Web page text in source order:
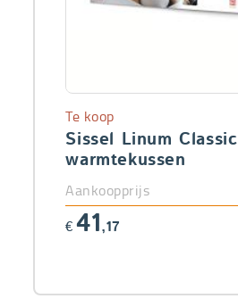
Sissel Linum Classic
warmtekussen
Te koop
Aankoopprijs
€ 41,17